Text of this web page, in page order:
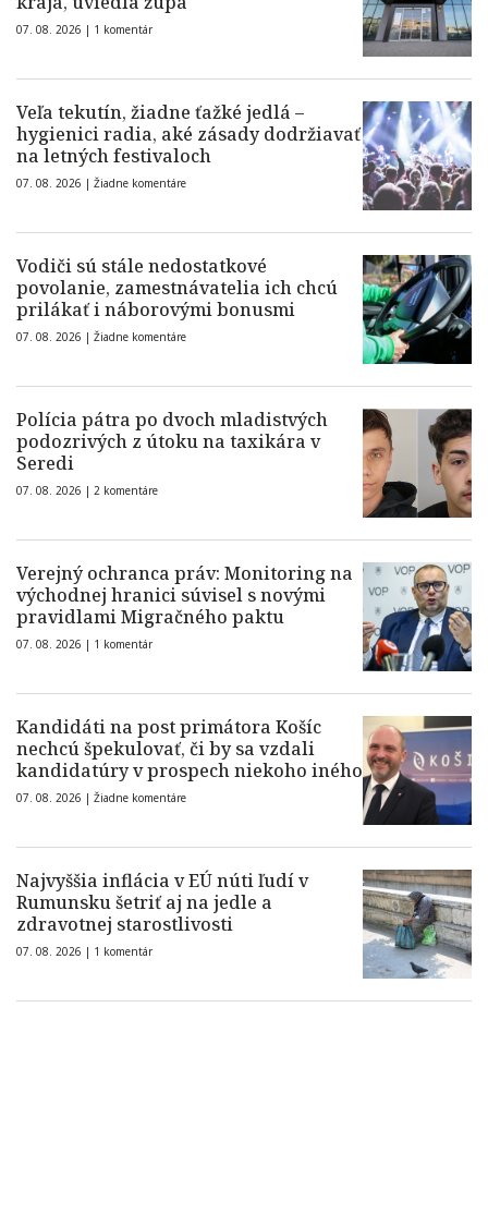
07. 08. 2026 | 1 komentár
Veľa tekutín, žiadne ťažké jedlá –
hygienici radia, aké zásady dodržiavať
na letných festivaloch
07. 08. 2026 | Žiadne komentáre
Vodiči sú stále nedostatkové
povolanie, zamestnávatelia ich chcú
prilákať i náborovými bonusmi
07. 08. 2026 | Žiadne komentáre
Polícia pátra po dvoch mladistvých
podozrivých z útoku na taxikára v
Seredi
07. 08. 2026 | 2 komentáre
Verejný ochranca práv: Monitoring na
východnej hranici súvisel s novými
pravidlami Migračného paktu
07. 08. 2026 | 1 komentár
Kandidáti na post primátora Košíc
nechcú špekulovať, či by sa vzdali
kandidatúry v prospech niekoho iného
07. 08. 2026 | Žiadne komentáre
Najvyššia inflácia v EÚ núti ľudí v
Rumunsku šetriť aj na jedle a
zdravotnej starostlivosti
07. 08. 2026 | 1 komentár